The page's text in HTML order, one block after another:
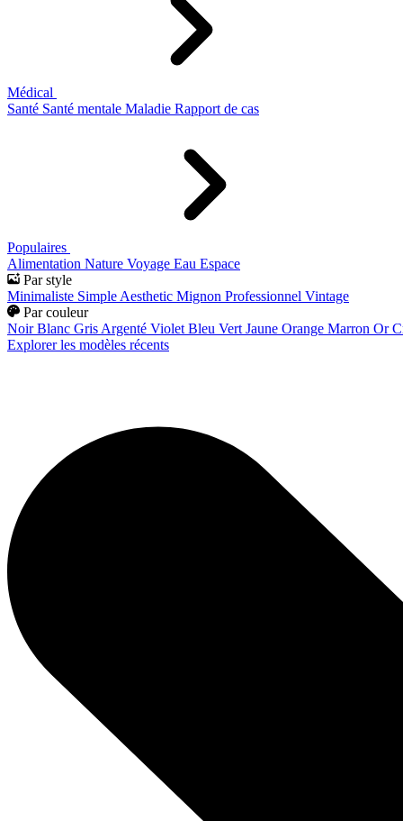
Médical
Santé Santé mentale Maladie Rapport de cas
Populaires
Alimentation Nature Voyage Eau Espace
Par style
Minimaliste Simple Aesthetic Mignon Professionnel Vintage
Par couleur
Noir Blanc Gris Argenté Violet Bleu Vert Jaune Orange Marron Or
Explorer les modèles récents